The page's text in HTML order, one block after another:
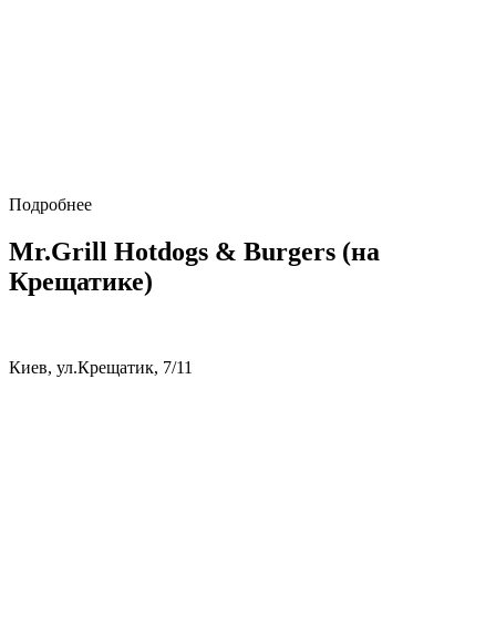
Подробнее
Mr.Grill Hotdogs & Burgers (на
Крещатике)
Киев, ул.Крещатик, 7/11